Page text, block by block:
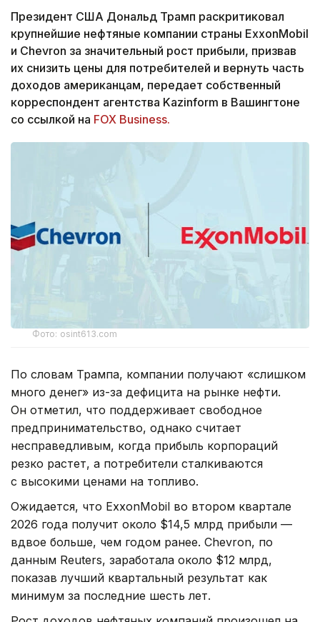
Президент США Дональд Трамп раскритиковал
крупнейшие нефтяные компании страны ExxonMobil
и Chevron за значительный рост прибыли, призвав
их снизить цены для потребителей и вернуть часть
доходов американцам, передает собственный
корреспондент агентства Kazinform в Вашингтоне
со ссылкой на FOX Business.
Фото: osint613.com
По словам Трампа, компании получают «слишком
много денег» из-за дефицита на рынке нефти.
Он отметил, что поддерживает свободное
предпринимательство, однако считает
несправедливым, когда прибыль корпораций
резко растет, а потребители сталкиваются
с высокими ценами на топливо.
Ожидается, что ExxonMobil во втором квартале
2026 года получит около $14,5 млрд прибыли —
вдвое больше, чем годом ранее. Chevron, по
данным Reuters, заработала около $12 млрд,
показав лучший квартальный результат как
минимум за последние шесть лет.